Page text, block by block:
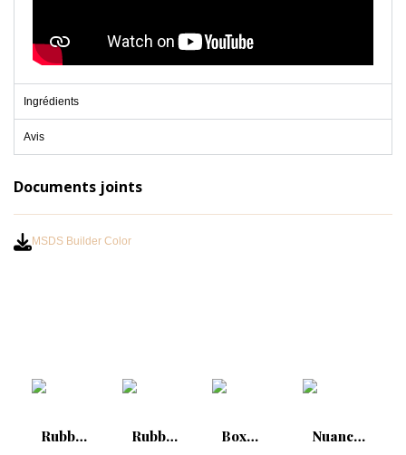
Ingrédients
Avis
Documents joints
MSDS Builder Color
Rubber
Rubber
Box
Nuancier